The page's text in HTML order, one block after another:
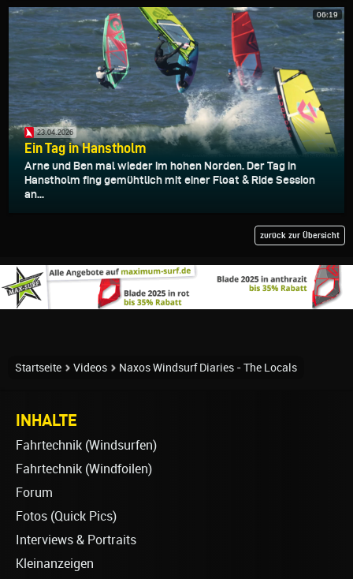
06:19
23.04.2026
Ein Tag in Hanstholm
Arne und Ben mal wieder im hohen Norden. Der Tag in
Hanstholm fing gemühtlich mit einer Float & Ride Session
an...
zurück zur Übersicht
Startseite Videos Naxos Windsurf Diaries - The Locals
INHALTE
Fahrtechnik (Windsurfen)
Fahrtechnik (Windfoilen)
Forum
Fotos (Quick Pics)
Interviews & Portraits
Kleinanzeigen